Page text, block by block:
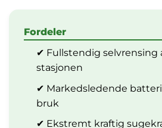
Fordeler
✔ Fullstendig selvrensing
stasjonen
✔ Markedsledende
bruk
✔ Ekstremt kraftig